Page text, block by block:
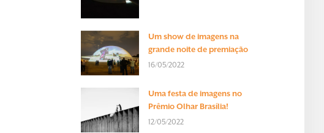
Um show de imagens na
grande noite de premiação
16/05/2022
Uma festa de imagens no
Prêmio Olhar Brasília!
12/05/2022